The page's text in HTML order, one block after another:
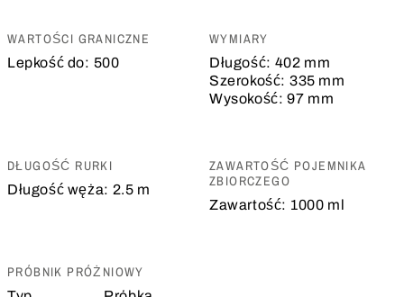
WARTOŚCI GRANICZNE
Lepkość do: 500
WYMIARY
Długość: 402 mm
Szerokość: 335 mm
Wysokość: 97 mm
DŁUGOŚĆ RURKI
Długość węża: 2.5 m
ZAWARTOŚĆ POJEMNIKA
ZBIORCZEGO
Zawartość: 1000 ml
PRÓBNIK PRÓŻNIOWY